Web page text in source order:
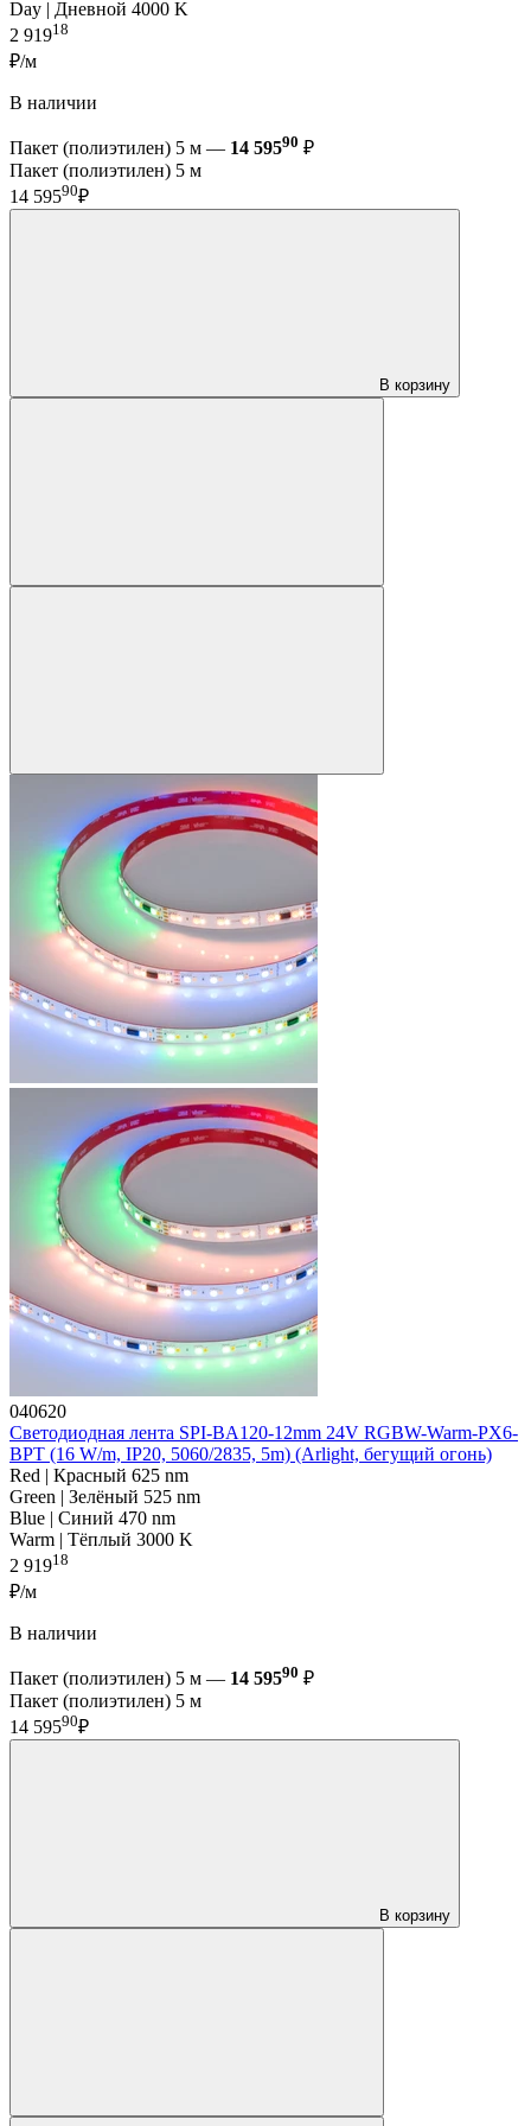
Day | Дневной 4000 K
2 91918
₽/м
В наличии
Пакет (полиэтилен) 5 м — 14 59590 ₽
Пакет (полиэтилен) 5 м
14 59590₽
В корзину
040620
Светодиодная лента SPI-BA120-12mm 24V RGBW-Warm-PX6-
BPT (16 W/m, IP20, 5060/2835, 5m) (Arlight, бегущий огонь)
Red | Красный 625 nm
Green | Зелёный 525 nm
Blue | Синий 470 nm
Warm | Тёплый 3000 K
2 91918
₽/м
В наличии
Пакет (полиэтилен) 5 м — 14 59590 ₽
Пакет (полиэтилен) 5 м
14 59590₽
В корзину